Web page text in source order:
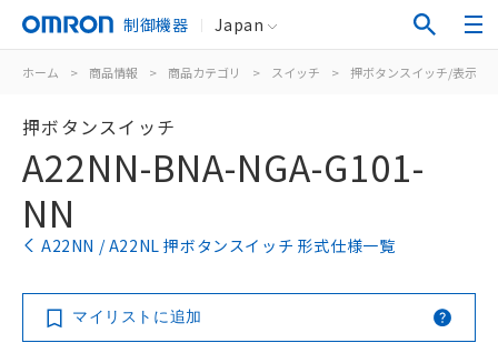
制御機器 Japan
ホーム > 商品情報 > 商品カテゴリ > スイッチ > 押ボタンスイッチ/表示灯
押ボタンスイッチ
A22NN-BNA-NGA-G101-
NN
A22NN / A22NL 押ボタンスイッチ 形式仕様一覧
マイリストに追加